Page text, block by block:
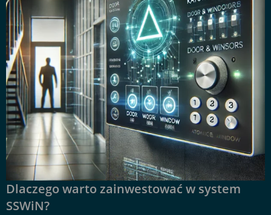
Dlaczego warto zainwestować w system
SSWiN?